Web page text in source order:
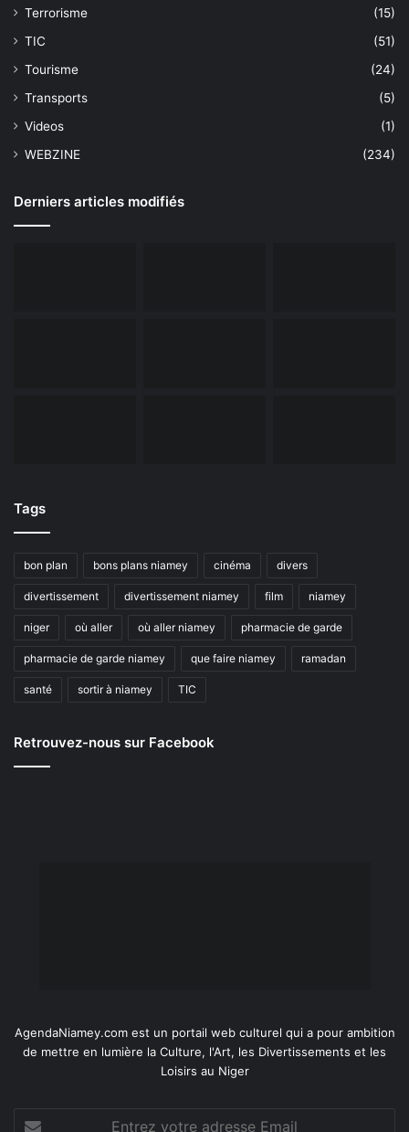
Terrorisme
(15)
TIC
(51)
Tourisme
(24)
Transports
(5)
Videos
(1)
WEBZINE
(234)
Derniers articles modifiés
Tags
bon plan bons plans niamey cinéma divers
divertissement divertissement niamey film niamey
niger où aller où aller niamey pharmacie de garde
pharmacie de garde niamey que faire niamey ramadan
santé sortir à niamey TIC
Retrouvez-nous sur Facebook
AgendaNiamey.com est un portail web culturel qui a pour ambition
de mettre en lumière la Culture, l'Art, les Divertissements et les
Loisirs au Niger
Entrez